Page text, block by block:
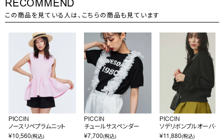
RECOMMEND
この商品を見ている人は、こちらの商品も見ています
PICCIN
ノースリペプラムニット
¥10,560(税込)
PICCIN
チュールサスペンダー
¥7,700(税込)
PICCIN
ソデリボンプルオーバー
¥11,880(税込)